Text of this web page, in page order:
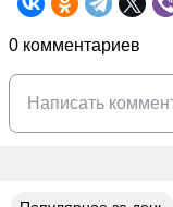
0 комментариев